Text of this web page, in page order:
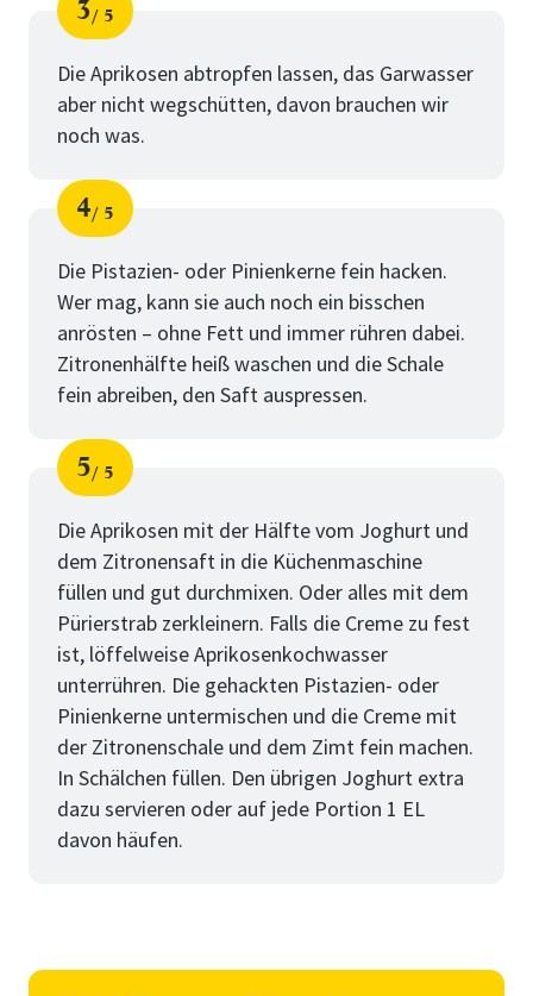
Schritt
3
von
5
Die Aprikosen abtropfen lassen, das Garwasser
aber nicht wegschütten, davon brauchen wir
noch was.
Schritt
4
von
5
Die Pistazien- oder Pinienkerne fein hacken.
Wer mag, kann sie auch noch ein bisschen
anrösten – ohne Fett und immer rühren dabei.
Zitronenhälfte heiß waschen und die Schale
fein abreiben, den Saft auspressen.
Schritt
5
von
5
Die Aprikosen mit der Hälfte vom Joghurt und
dem Zitronensaft in die Küchenmaschine
füllen und gut durchmixen. Oder alles mit dem
Pürierstrab zerkleinern. Falls die Creme zu fest
ist, löffelweise Aprikosenkochwasser
unterrühren. Die gehackten Pistazien- oder
Pinienkerne untermischen und die Creme mit
der Zitronenschale und dem Zimt fein machen.
In Schälchen füllen. Den übrigen Joghurt extra
dazu servieren oder auf jede Portion 1 EL
davon häufen.